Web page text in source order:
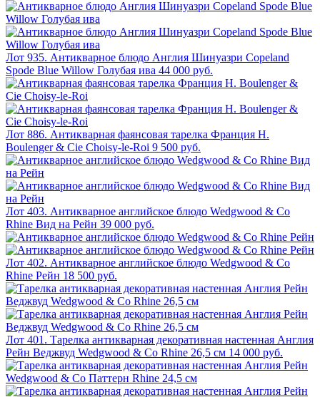
Лот 935. Антикварное блюдо Англия Шинуазри Copeland
Spode Blue Willow Голубая ива 44 000 руб.
Лот 886. Антикварная фаянсовая тарелка Франция H.
Boulenger & Cie Choisy-le-Roi 9 500 руб.
Лот 403. Антикварное английское блюдо Wedgwood & Co
Rhine Вид на Рейн 39 000 руб.
Лот 402. Антикварное английское блюдо Wedgwood & Co
Rhine Рейн 18 500 руб.
Лот 401. Тарелка антикварная декоративная настенная Англия
Рейн Веджвуд Wedgwood & Co Rhine 26,5 см 14 000 руб.